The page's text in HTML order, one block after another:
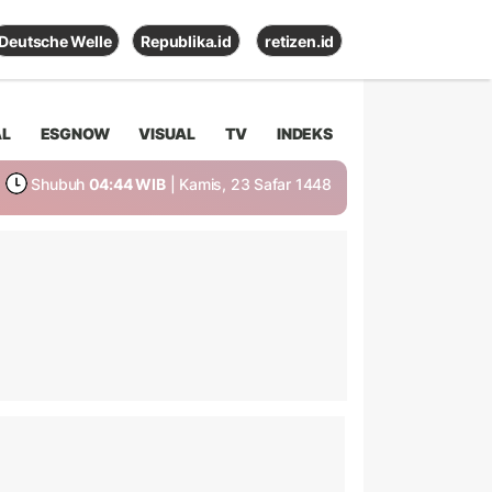
Deutsche Welle Republika.id retizen.id
ESGNOW VISUAL TV INDEKS
Shubuh 04:44 WIB | Kamis, 23 Safar 1448